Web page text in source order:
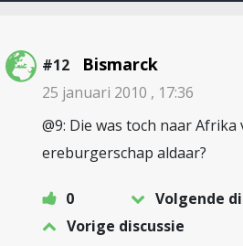
#12 Bismarck
25 januari 2010 , 17:36
@9: Die was toch naar
ereburgerschap aldaar?
0
Volgende
Vorige discussie